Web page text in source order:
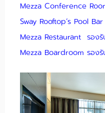
Mezza Conference
Sway Rooftop’s Pool
Mezza Restaurant รอ
Mezza Boardroom รอง